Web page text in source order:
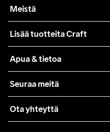
Meistä
Lisää tuotteita Craft
Yhteistyöt
Lehdistö
Apua & tietoa
Käyttöehdot
Asiakaspalvelu
Seuraa meitä
Ota yhteyttä